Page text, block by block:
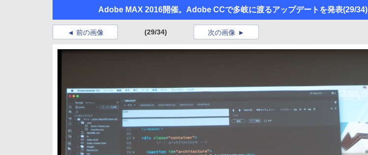
Adobe MAX 2016開催。Adobe CCで多岐に渡るアップデートを発表(29/34)
前の画像 (29/34) 次の画像